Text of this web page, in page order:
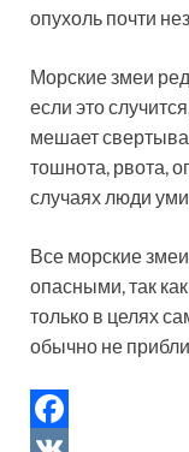
опухоль почти
Морские змеи
если это
мешает
тошнота, рвота,
случаях люди
Все морские
опасными, так
только в целях
обычно не
F